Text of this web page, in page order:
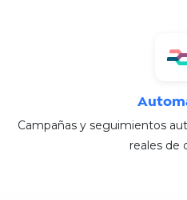
Campañas y seguimientos
reales de